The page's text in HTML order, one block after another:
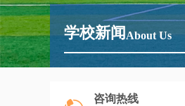
学校新闻 About Us
咨询热线